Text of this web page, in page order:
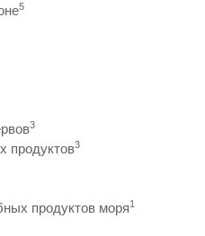
5
3
продуктов3
продуктов моря1